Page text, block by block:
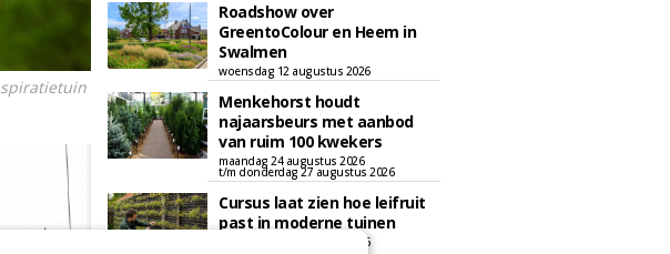
Roadshow over
GreentoColour en Heem in
Swalmen
woensdag 12 augustus 2026
Menkehorst houdt
najaarsbeurs met aanbod
van ruim 100 kwekers
maandag 24 augustus 2026
t/m donderdag 27 augustus 2026
Cursus laat zien hoe leifruit
past in moderne tuinen
woensdag 26 augustus 2026